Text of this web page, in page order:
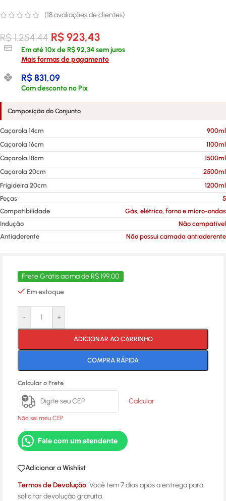
(18avaliações de clientes)
R$1.254,44 R$923,43
Em até10x deR$92,34sem juros
Mais formas de pagamento
R$831,09
Com desconto no Pix
Composição do Conjunto
Caçarola 14cm
900ml
Caçarola 16cm
1100ml
Caçarola 18cm
1500ml
Caçarola 20cm
2500ml
Frigideira 20cm
1200ml
Peças
5
Compatibilidade
Gás, elétrico, forno e micro-ondas
Indução
Não compatível
Antiaderente
Não possui camada antiaderente
Frete Grátis acima de R$ 199,00
Em estoque
- +
ADICIONAR AO CARRINHO
COMPRA RÁPIDA
Calcular o Frete
Calcular
Não sei meu CEP
Fale com um atendente
Adicionar a Wishlist
Termos de Devolução. Você tem 7 dias após a entrega para
solicitar devolução gratuita.